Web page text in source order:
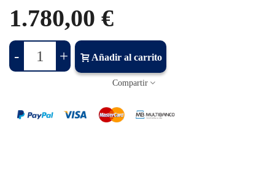
1.780,00 €
- + Añadir al carrito
Compartir